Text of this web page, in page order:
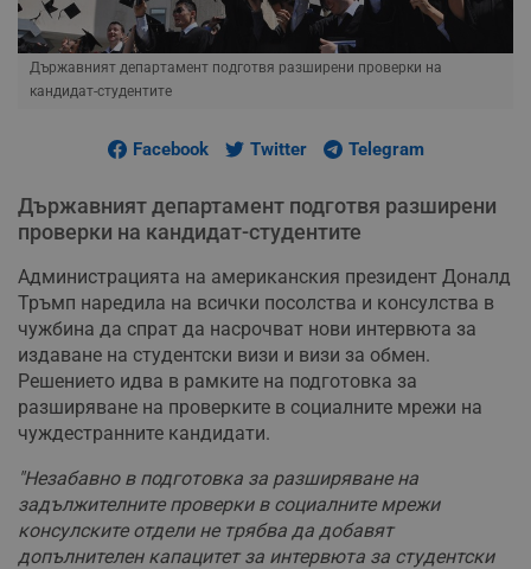
Държавният департамент подготвя разширени проверки на
кандидат-студентите
Facebook Twitter Telegram
Държавният департамент подготвя разширени
проверки на кандидат-студентите
Администрацията на американския президент Доналд
Тръмп наредила на всички посолства и консулства в
чужбина да спрат да насрочват нови интервюта за
издаване на студентски визи и визи за обмен.
Решението идва в рамките на подготовка за
разширяване на проверките в социалните мрежи на
чуждестранните кандидати.
"Незабавно в подготовка за разширяване на
задължителните проверки в социалните мрежи
консулските отдели не трябва да добавят
допълнителен капацитет за интервюта за студентски